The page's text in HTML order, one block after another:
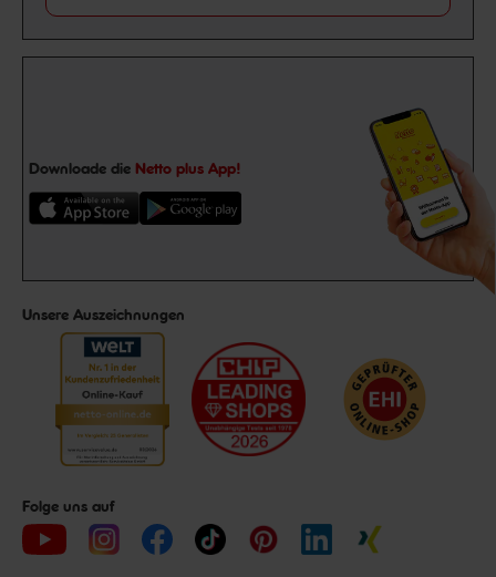
Downloade die Netto plus App!
Unsere Auszeichnungen
Folge uns auf